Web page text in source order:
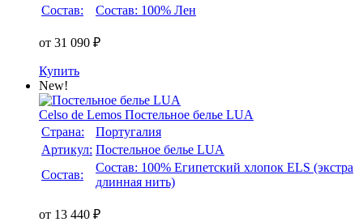
Состав:
Состав: 100% Лен
от 31 090 ₽
Купить
New!
Celso de Lemos Постельное белье LUA
Страна:
Португалия
Артикул: Постельное белье LUA
Состав:
Состав: 100% Египетский хлопок ELS (экстра
длинная нить)
от 13 440 ₽